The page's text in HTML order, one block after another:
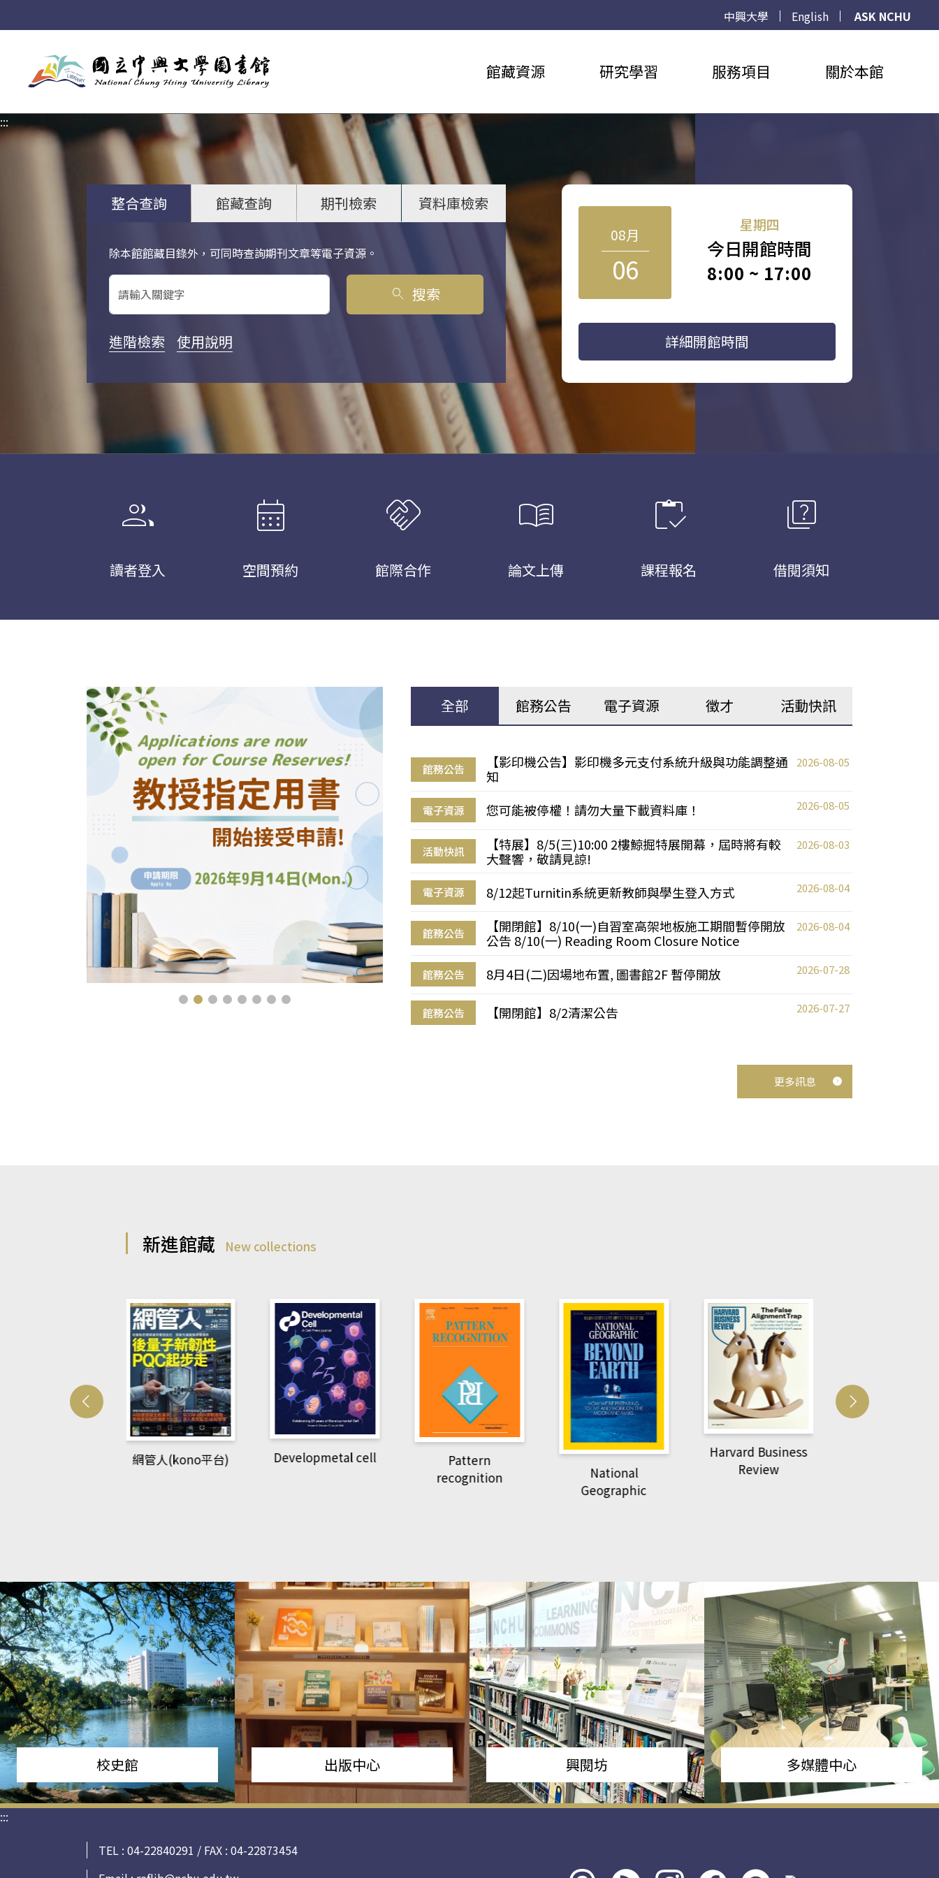
中興大學 English
ASK NCHU
館藏資源 研究學習 服務項目 關於本館
:::
整合查詢 館藏查詢 期刊檢索 資料庫檢索
除本館館藏目錄外，可同時查詢期刊文章等電子資源。
關鍵字搜尋
search 搜索
進階檢索 使用說明
08月
06
星期四
今日開館時間
8:00 ~ 17:00
詳細開館時間
group
讀者登入
calendar_month
空間預約
handshake
館際合作
menu_book
論文上傳
inventory
課程報名
quiz
借閱須知
全部 館務公告 電子資源 徵才 活動快訊
館務公告
【影印機公告】影印機多元支付系統升級與功能調整通
知
2026-08-05
電子資源 您可能被停權！請勿大量下載資料庫！ 2026-08-05
活動快訊
【特展】8/5(三)10:00 2樓鯨掘特展開幕，屆時將有較
大聲響，敬請見諒!
2026-08-03
電子資源 8/12起Turnitin系統更新教師與學生登入方式 2026-08-04
館務公告
【開閉館】8/10(一)自習室高架地板施工期間暫停開放
公告 8/10(一) Reading Room Closure Notice
2026-08-04
館務公告 8月4日(二)因場地布置, 圖書館2F 暫停開放 2026-07-28
館務公告 【開閉館】8/2清潔公告 2026-07-27
更多訊息
新進館藏 New collections
網管人(kono平台) Developmetal cell
Pattern
recognition
National
Geographic
Harvard Business
Review
校史館 出版中心 興閱坊 多媒體中心
:::
TEL : 04-22840291 / FAX : 04-22873454